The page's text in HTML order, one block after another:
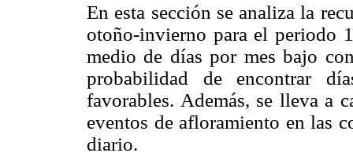
En esta sección se analiza la
otoño-invierno para el periodo
medio de días por mes bajo
probabilidad de encontrar
favorables. Además, se lleva a
eventos de afloramiento en las
diario.